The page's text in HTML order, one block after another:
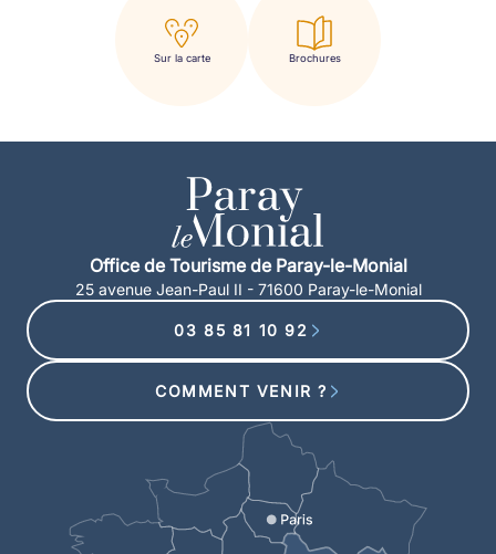
Sur la carte Brochures
Office de Tourisme de Paray-le-Monial
25 avenue Jean-Paul II - 71600 Paray-le-Monial
03 85 81 10 92
COMMENT VENIR ?